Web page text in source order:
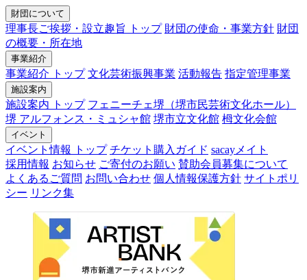
財団について
理事長ご挨拶・設立趣旨 トップ 財団の使命・事業方針 財団
の概要・所在地
事業紹介
事業紹介 トップ 文化芸術振興事業 活動報告 指定管理事業
施設案内
施設案内 トップ フェニーチェ堺（堺市民芸術文化ホール）
堺 アルフォンス・ミュシャ館 堺市立文化館 栂文化会館
イベント
イベント情報 トップ チケット購入ガイド sacayメイト
採用情報 お知らせ ご寄付のお願い 賛助会員募集について
よくあるご質問 お問い合わせ 個人情報保護方針 サイトポリ
シー リンク集